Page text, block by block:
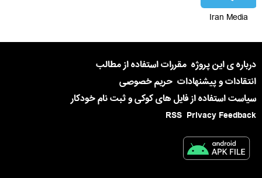
Iran Media
درباره ی این پروژه مقررات استفاده از مطالب
انتقادات و پیشنهادات حریم خصوصی
سیاست استفاده از فایل های کوکی و ثبت نام خودکار
Privacy Feedback
RSS